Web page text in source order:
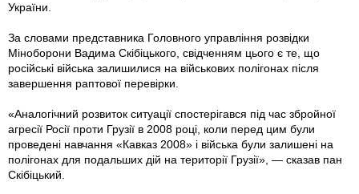
України.
За словами представника Головного управління розвідки
Міноборони Вадима Скібіцького, свідченням цього є те, що
російські війська залишилися на військових полігонах після
завершення раптової перевірки.
«Аналогічний розвиток ситуації спостерігався під час збройної
агресії Росії проти Грузії в 2008 році, коли перед цим були
проведені навчання «Кавказ 2008» і війська були залишені на
полігонах для подальших дій на території Грузії», — сказав пан
Скібіцький.